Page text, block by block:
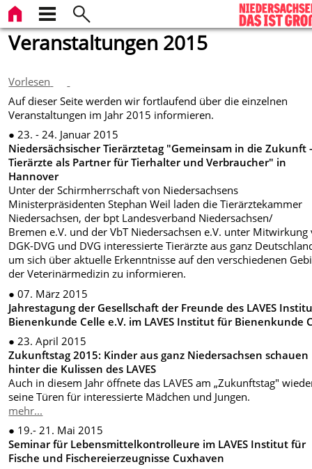
Veranstaltungen 2015
Vorlesen
Auf dieser Seite werden wir fortlaufend über die einzelnen
Veranstaltungen im Jahr 2015 informieren.
● 23. - 24. Januar 2015
Niedersächsischer Tierärztetag "Gemeinsam in die Zukunft
Tierärzte als Partner für Tierhalter und Verbraucher" in
Hannover
Unter der Schirmherrschaft von Niedersachsens
Ministerpräsidenten Stephan Weil laden die Tierärztekammer
Niedersachsen, der bpt Landesverband Niedersachsen/
Bremen e.V. und der VbT Niedersachsen e.V. unter Mitwirkung
DGK-DVG und DVG interessierte Tierärzte aus ganz
um sich über aktuelle Erkenntnisse auf den verschiedenen
der Veterinärmedizin zu informieren.
● 07. März 2015
Jahrestagung der Gesellschaft der Freunde des LAVES
Bienenkunde Celle e.V. im LAVES Institut für Bienenkunde
● 23. April 2015
Zukunftstag 2015: Kinder aus ganz Niedersachsen schauen
hinter die Kulissen des LAVES
Auch in diesem Jahr öffnete das LAVES am „Zukunftstag"
seine Türen für interessierte Mädchen und Jungen.
mehr...
● 19.- 21. Mai 2015
Seminar für Lebensmittelkontrolleure im LAVES Institut für
Fische und Fischereierzeugnisse Cuxhaven